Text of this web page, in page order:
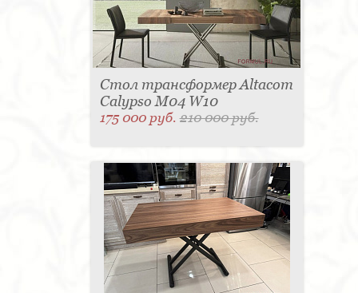
Стол трансформер Altacom
Calypso M04 W10
175 000 руб.210 000 руб.